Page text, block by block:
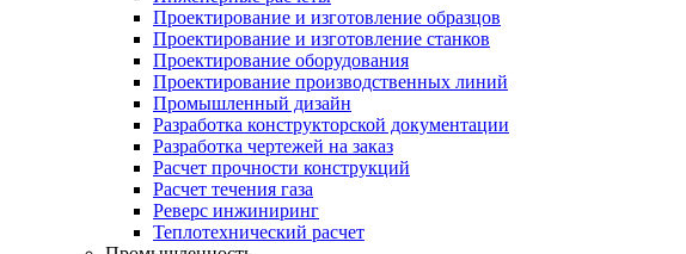
Проектирование и изготовление образцов
Проектирование и изготовление станков
Проектирование оборудования
Проектирование производственных линий
Промышленный дизайн
Разработка конструкторской документации
Разработка чертежей на заказ
Расчет прочности конструкций
Расчет течения газа
Реверс инжиниринг
Теплотехнический расчет